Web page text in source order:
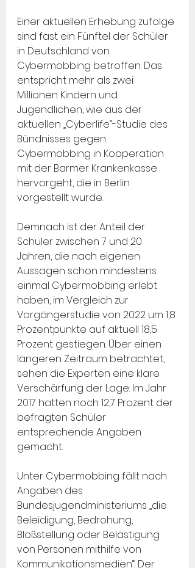
Einer aktuellen Erhebung zufolge
sind fast ein Fünftel der Schüler
in Deutschland von
Cybermobbing betroffen. Das
entspricht mehr als zwei
Millionen Kindern und
Jugendlichen, wie aus der
aktuellen „Cyberlife“-Studie des
Bündnisses gegen
Cybermobbing in Kooperation
mit der Barmer Krankenkasse
hervorgeht, die in Berlin
vorgestellt wurde.
Demnach ist der Anteil der
Schüler zwischen 7 und 20
Jahren, die nach eigenen
Aussagen schon mindestens
einmal Cybermobbing erlebt
haben, im Vergleich zur
Vorgängerstudie von 2022 um 1,8
Prozentpunkte auf aktuell 18,5
Prozent gestiegen. Über einen
längeren Zeitraum betrachtet,
sehen die Experten eine klare
Verschärfung der Lage: Im Jahr
2017 hatten noch 12,7 Prozent der
befragten Schüler
entsprechende Angaben
gemacht.
Unter Cybermobbing fällt nach
Angaben des
Bundesjugendministeriums „die
Beleidigung, Bedrohung,
Bloßstellung oder Belästigung
von Personen mithilfe von
Kommunikationsmedien“. Der